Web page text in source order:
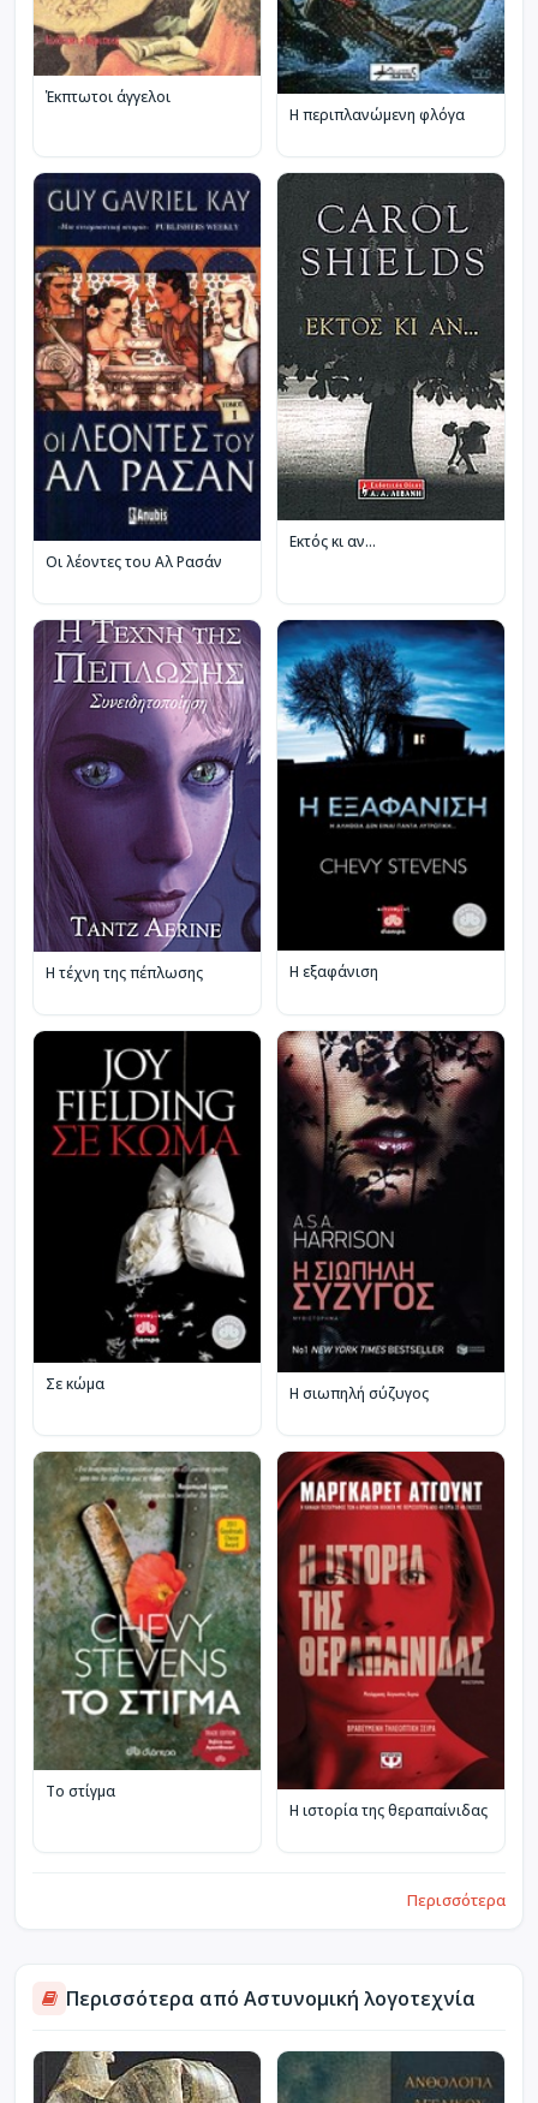
Έκπτωτοι άγγελοι
Η περιπλανώμενη φλόγα
Οι λέοντες του Αλ Ρασάν
Εκτός κι αν…
Η τέχνη της πέπλωσης Η εξαφάνιση
Σε κώμα Η σιωπηλή σύζυγος
Το στίγμα
Η ιστορία της θεραπαίνιδας
Περισσότερα
Περισσότερα από Αστυνομική λογοτεχνία